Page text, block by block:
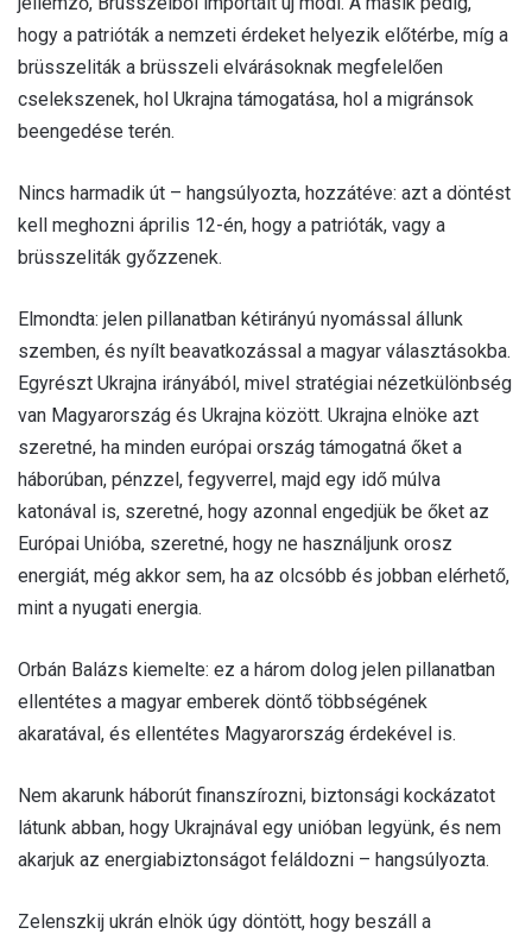
hogy a patrióták a nemzeti érdeket helyezik előtérbe, míg a
brüsszeliták a brüsszeli elvárásoknak megfelelően
cselekszenek, hol Ukrajna támogatása, hol a migránsok
beengedése terén.
Nincs harmadik út – hangsúlyozta, hozzátéve: azt a döntést
kell meghozni április 12-én, hogy a patrióták, vagy a
brüsszeliták győzzenek.
Elmondta: jelen pillanatban kétirányú nyomással állunk
szemben, és nyílt beavatkozással a magyar választásokba.
Egyrészt Ukrajna irányából, mivel stratégiai nézetkülönbség
van Magyarország és Ukrajna között. Ukrajna elnöke azt
szeretné, ha minden európai ország támogatná őket a
háborúban, pénzzel, fegyverrel, majd egy idő múlva
katonával is, szeretné, hogy azonnal engedjük be őket az
Európai Unióba, szeretné, hogy ne használjunk orosz
energiát, még akkor sem, ha az olcsóbb és jobban elérhető,
mint a nyugati energia.
Orbán Balázs kiemelte: ez a három dolog jelen pillanatban
ellentétes a magyar emberek döntő többségének
akaratával, és ellentétes Magyarország érdekével is.
Nem akarunk háborút finanszírozni, biztonsági kockázatot
látunk abban, hogy Ukrajnával egy unióban legyünk, és nem
akarjuk az energiabiztonságot feláldozni – hangsúlyozta.
Zelenszkij ukrán elnök úgy döntött, hogy beszáll a